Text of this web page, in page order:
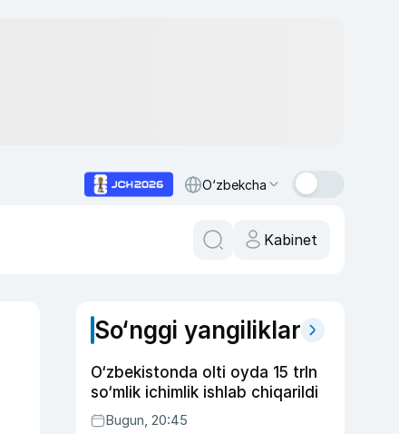
O‘zbekcha
Kabinet
So‘nggi yangiliklar
O‘zbekistonda olti oyda 15 trln
so‘mlik ichimlik ishlab chiqarildi
Bugun, 20:45